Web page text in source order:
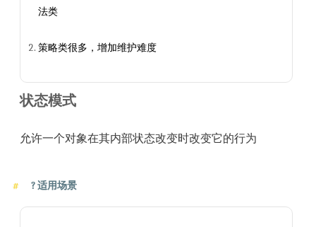
法类
策略类很多，增加维护难度
状态模式
允许一个对象在其内部状态改变时改变它的行为
?适用场景